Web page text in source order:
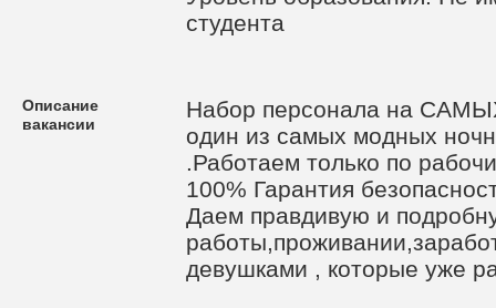
студента
Описание
вакансии
Набор персонала на
один из самых модных
.Работаем только по
100% Гарантия
Даем правдивую и
девушками , которые уже